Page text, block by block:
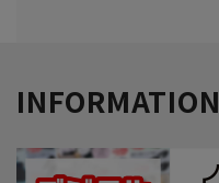
INFORMATION